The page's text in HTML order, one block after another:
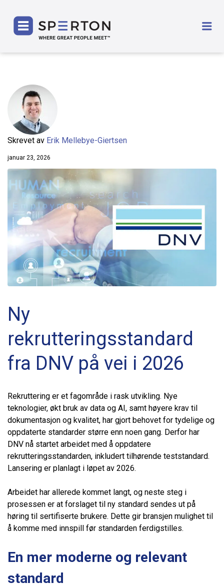
Skrevet av Erik Mellebye-Giertsen
januar 23, 2026
Ny
rekrutteringsstandard
fra DNV på vei i 2026
Rekruttering er et fagområde i rask utvikling. Nye
teknologier, økt bruk av data og AI, samt høyere krav til
dokumentasjon og kvalitet, har gjort behovet for tydelige og
oppdaterte standarder større enn noen gang. Derfor har
DNV nå startet arbeidet med å oppdatere
rekrutteringsstandarden, inkludert tilhørende teststandard.
Lansering er planlagt i løpet av 2026.
Arbeidet har allerede kommet langt, og neste steg i
prosessen er at forslaget til ny standard sendes ut på
høring til sertifiserte brukere. Dette gir bransjen mulighet til
å komme med innspill før standarden ferdigstilles.
En mer moderne og relevant
standard